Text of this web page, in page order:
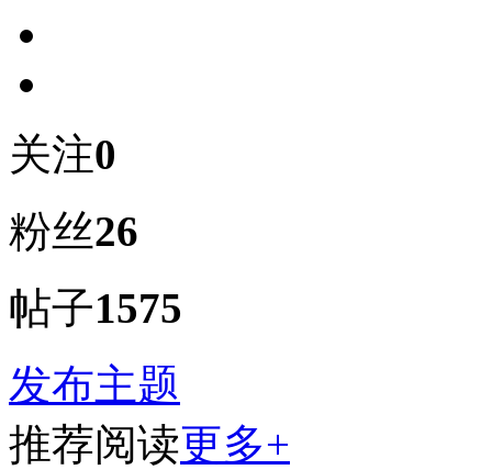
关注0
粉丝26
帖子1575
发布主题
推荐阅读更多+